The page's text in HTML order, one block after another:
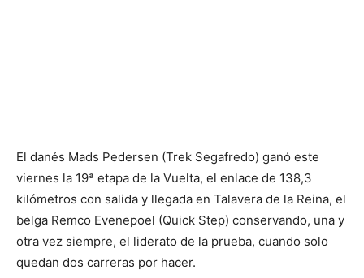
El danés Mads Pedersen (Trek Segafredo) ganó este
viernes la 19ª etapa de la Vuelta, el enlace de 138,3
kilómetros con salida y llegada en Talavera de la Reina, el
belga Remco Evenepoel (Quick Step) conservando, una y
otra vez siempre, el liderato de la prueba, cuando solo
quedan dos carreras por hacer.